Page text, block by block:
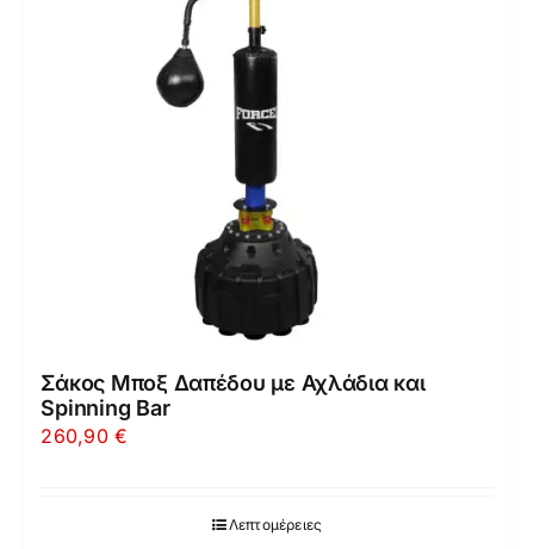
Σάκος Μποξ Δαπέδου με Αχλάδια και
Spinning Bar
260,90€
Λεπτομέρειες